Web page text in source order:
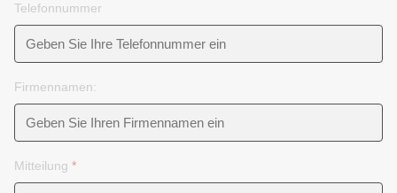
Telefonnummer
Firmennamen:
Mitteilung *